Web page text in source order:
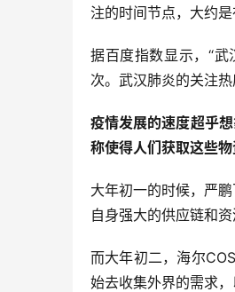
注的时间节点，大约是
据百度指数显示，“
次。武汉肺炎的关注
疫情发展的速度超乎
称使得人们获取这些物
大年初一的时候，严
自身强大的供应链和
而大年初二，海尔
始去收集外界的需求，